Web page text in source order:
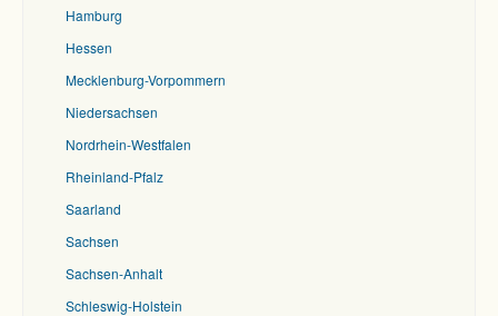
Hamburg
Hessen
Mecklenburg-Vorpommern
Niedersachsen
Nordrhein-Westfalen
Rheinland-Pfalz
Saarland
Sachsen
Sachsen-Anhalt
Schleswig-Holstein